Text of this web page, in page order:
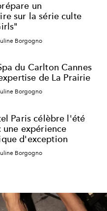
un
sur la série culte
Borgogno
du Carlton Cannes
de La Prairie
Borgogno
Paris célèbre l'été
une expérience
d'exception
Borgogno